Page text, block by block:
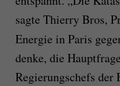
sagte Thierry Bros,
Energie in Paris
denke, die
Regierungschefs der